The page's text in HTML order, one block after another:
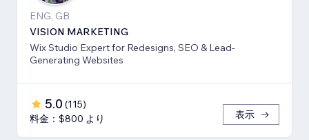
ENG, GB
VISION MARKETING
Wix Studio Expert for Redesigns, SEO & Lead-
Generating Websites
5.0 (115)
料金：$800 より
表示